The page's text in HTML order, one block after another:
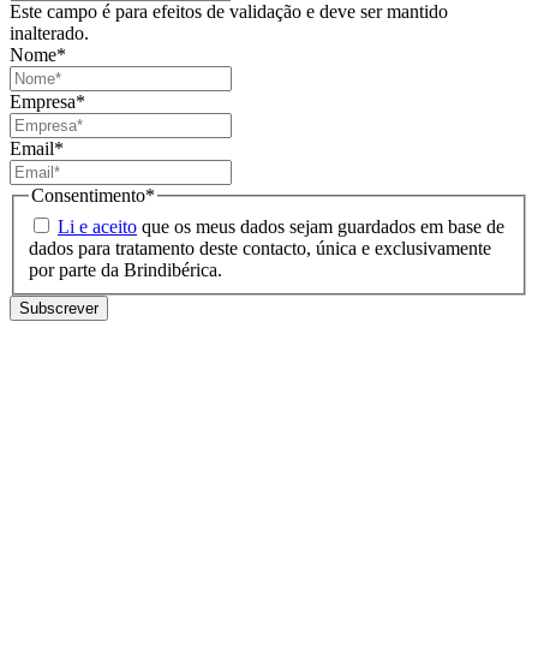
Este campo é para efeitos de validação e deve ser mantido
inalterado.
Nome*
Empresa*
Email*
Consentimento*
Li e aceito que os meus dados sejam guardados em base de
dados para tratamento deste contacto, única e exclusivamente
por parte da Brindibérica.